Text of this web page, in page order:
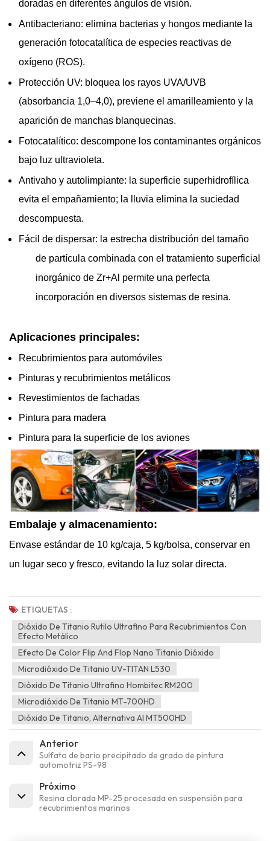
doradas en diferentes ángulos de visión.
Antibacteriano: elimina bacterias y hongos mediante la
generación fotocatalítica de especies reactivas de
oxígeno (ROS).
Protección UV: bloquea los rayos UVA/UVB
(absorbancia 1,0–4,0), previene el amarilleamiento y la
aparición de manchas blanquecinas.
Fotocatalítico: descompone los contaminantes orgánicos
bajo luz ultravioleta.
Antivaho y autolimpiante: la superficie superhidrofílica
evita el empañamiento; la lluvia elimina la suciedad
descompuesta.
Fácil de dispersar: la estrecha distribución del tamaño
de partícula combinada con el tratamiento superficial
inorgánico de Zr+Al permite una perfecta
incorporación en diversos sistemas de resina.
Aplicaciones principales:
Recubrimientos para automóviles
Pinturas y recubrimientos metálicos
Revestimientos de fachadas
Pintura para madera
Pintura para la superficie de los aviones
Embalaje y almacenamiento:
Envase estándar de 10 kg/caja, 5 kg/bolsa, conservar en
un lugar seco y fresco, evitando la luz solar directa.
ETIQUETAS :
Dióxido De Titanio Rutilo Ultrafino Para Recubrimientos Con
Efecto Metálico
Efecto De Color Flip And Flop Nano Titanio Dióxido
Microdióxido De Titanio UV-TITAN L530
Dióxido De Titanio Ultrafino Hombitec RM200
Microdióxido De Titanio MT-700HD
Dióxido De Titanio, Alternativa Al MT500HD
Anterior
Sulfato de bario precipitado de grado de pintura
automotriz PS-98
Próximo
Resina clorada MP-25 procesada en suspensión para
recubrimientos marinos